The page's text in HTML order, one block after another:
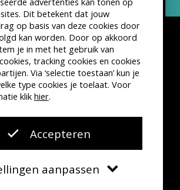
Dit betekent dat jouw
op basis van deze cookies door
kan worden. Door op akkoord
je in met het gebruik van
tracking cookies en cookies
Via ‘selectie toestaan’ kun je
type cookies je toelaat. Voor
klik hier.
Accepteren
aanpassen
Privacyverklaring
Kleine lettertjes
Bezoekersvoorwaarden
doorThe Cre8ion.Lab